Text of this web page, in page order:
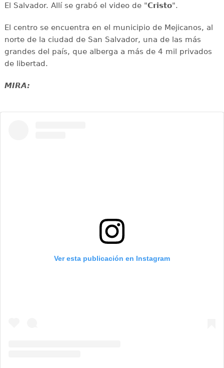
El Salvador. Allí se grabó el video de "Cristo".
El centro se encuentra en el municipio de Mejicanos, al
norte de la ciudad de San Salvador, una de las más
grandes del país, que alberga a más de 4 mil privados
de libertad.
MIRA:
Ver esta publicación en Instagram